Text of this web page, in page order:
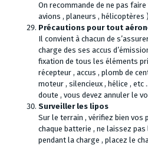
On recommande de ne pas
avions , planeurs , hélicoptères
Précautions pour tout
Il convient à chacun de
charge des ses accus
fixation de tous les éléments
récepteur , accus , plomb de
moteur , silencieux , hélice , etc
doute , vous devez annuler le
Surveiller les lipos
Sur le terrain , vérifiez bien vos
chaque batterie , ne laissez
pendant la charge , placez le